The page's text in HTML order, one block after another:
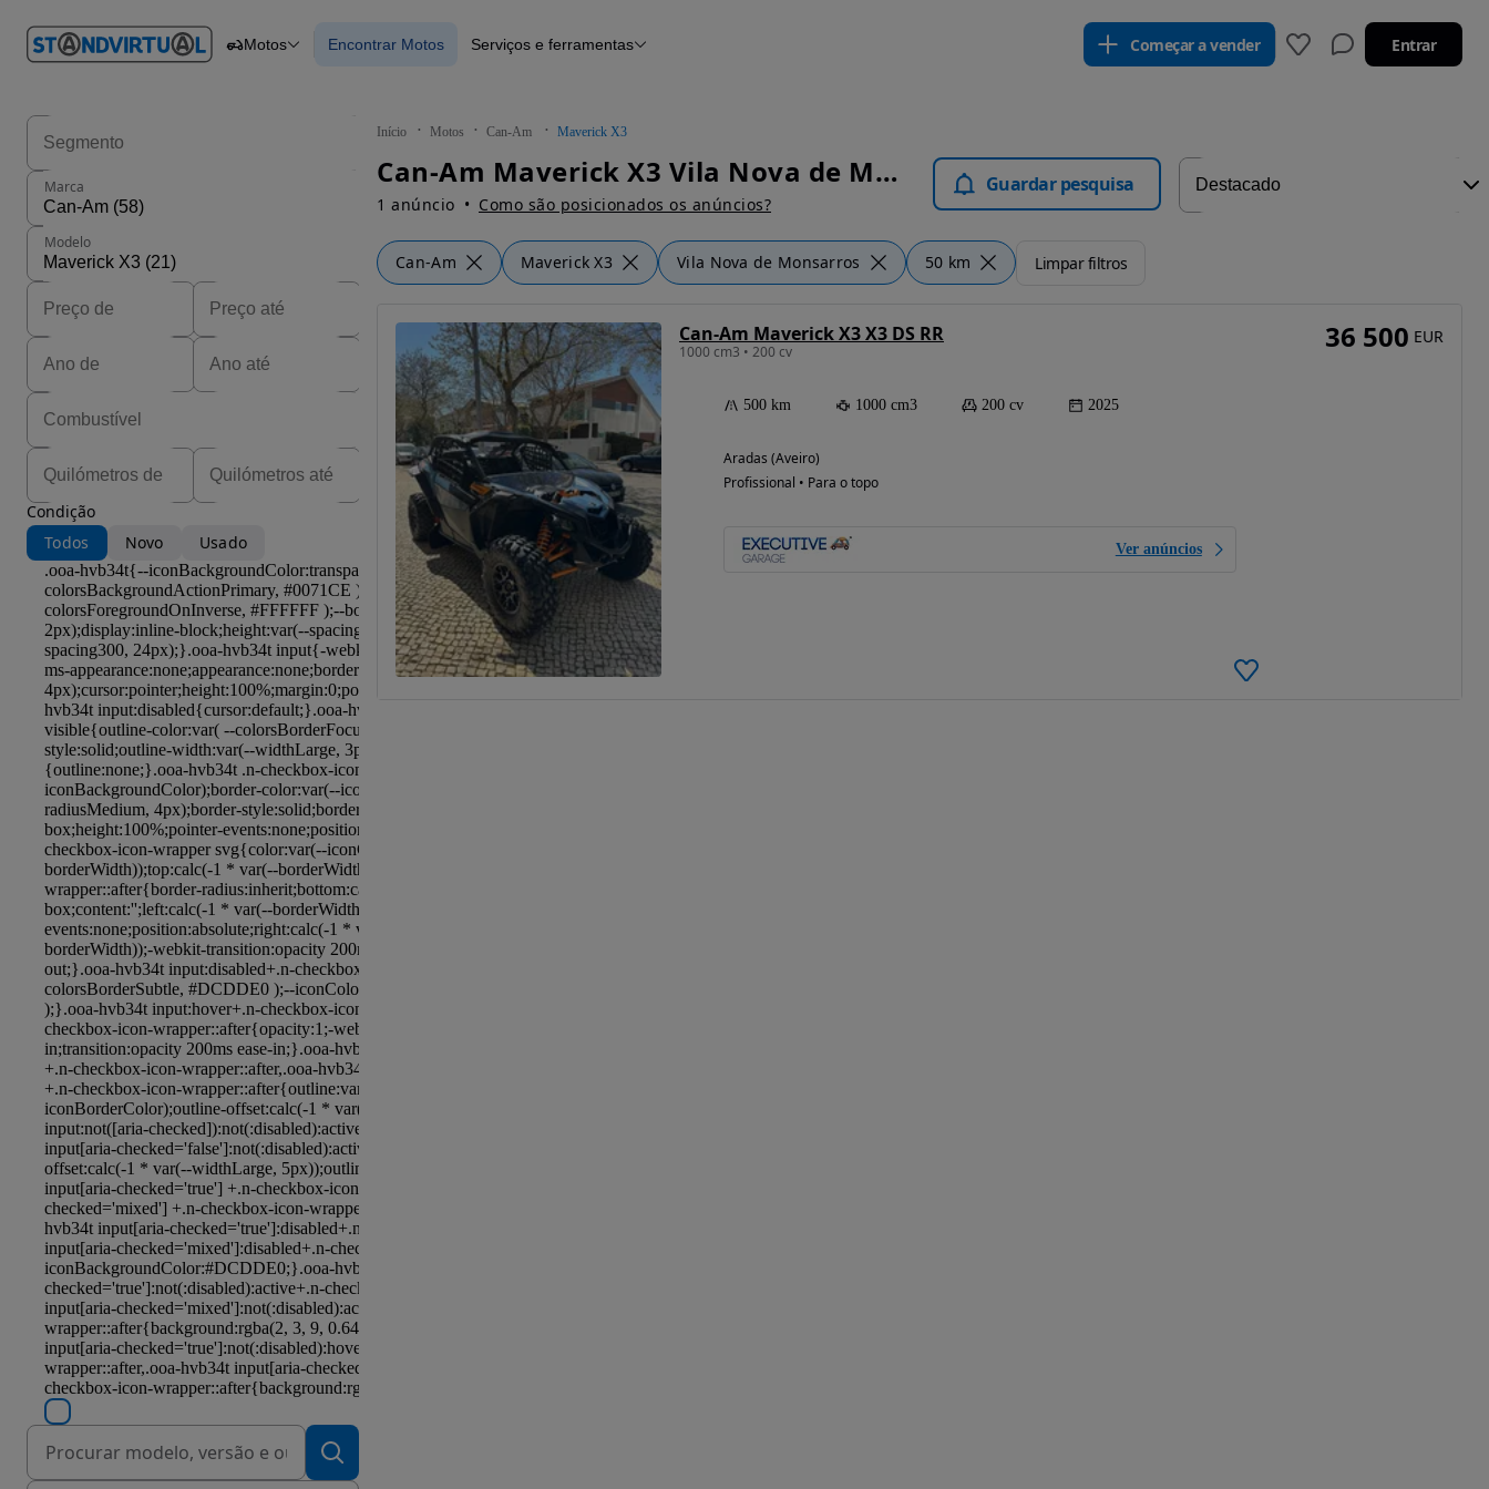
em
Carros Carros
Motos Encontrar Motos Serviços e ferramentas Começar a vender Entrar
Início Motos Can-Am Maverick X3
Can-Am Maverick X3 Vila Nova de Monsarros - Motos
1 anúncio Como são posicionados os anúncios?
Guardar pesquisa
Can-Am Maverick X3 Vila Nova de Monsarros 50 km Limpar filtros
Marca
Modelo
Condição
Todos
Novo Usado
Can-Am Maverick X3 X3 DS RR
1000 cm3 • 200 cv
500 km 1000 cm3 200 cv 2025
Aradas (Aveiro)
Profissional • Para o topo
Ver anúncios
36 500 EUR